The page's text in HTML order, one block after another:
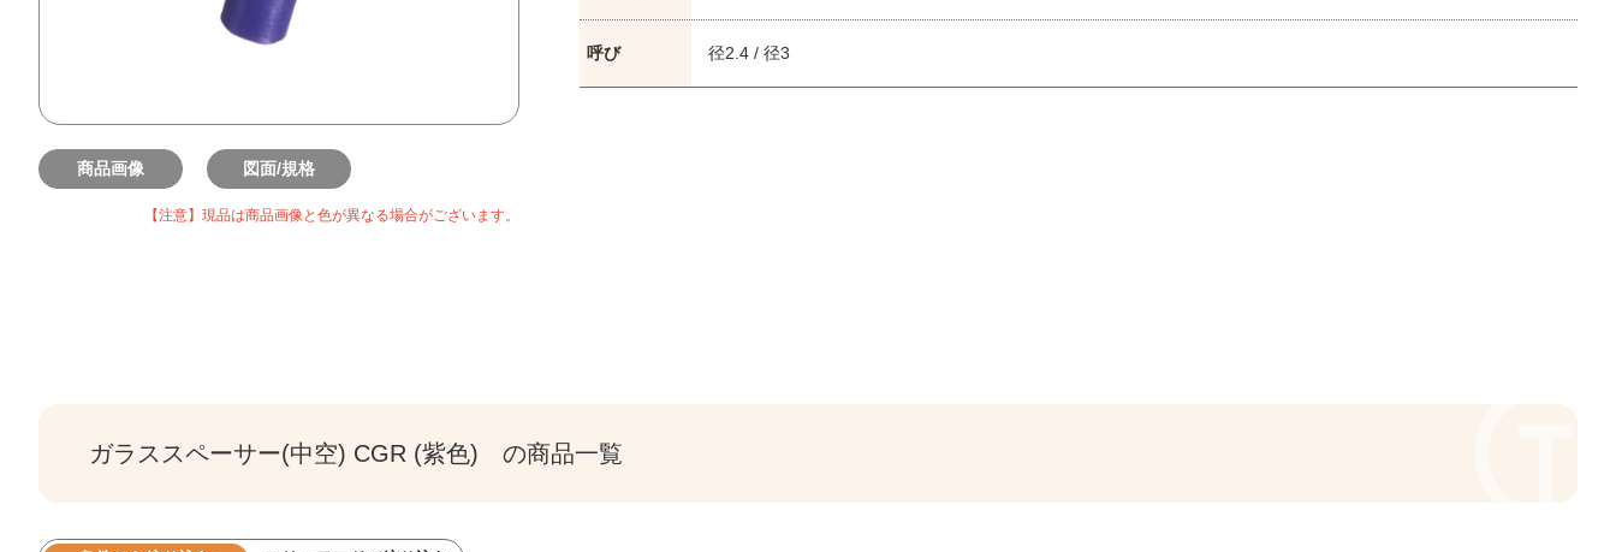
商品画像 図面/規格
【注意】現品は商品画像と色が異なる場合がございます。
呼び 径2.4 / 径3
ガラススペーサー(中空) CGR (紫色) の商品一覧